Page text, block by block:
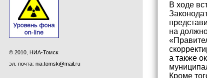
© 2010, НИА-Томск
эл. почта: nia.tomsk@mail.ru
В ходе
на
а также
Кроме